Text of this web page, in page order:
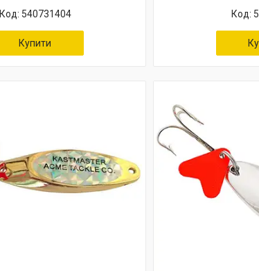
540731404
Купити